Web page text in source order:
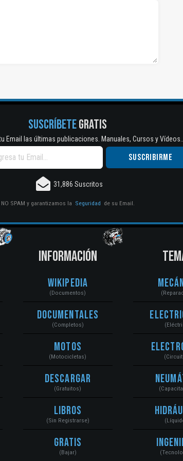
SUSCRÍBETEGRATIS
Email las últimas publicaciones. Manuales, Cursos y
31,886 Suscritos
NO SPAM y garantizamos la Seguridad de su Email.
INFORMACIÓN
Wikipedia
(Documentos)
Documentales
(Completos)
Motos
(Motocicletas)
Descargar
(Gratuitos)
Libros
(Sin Registrarse)
Gratis
(Bajar)